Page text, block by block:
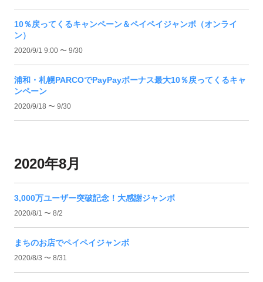
10％戻ってくるキャンペーン＆ペイペイジャンボ（オンライ
ン）
2020/9/1 9:00 〜 9/30
浦和・札幌PARCOでPayPayボーナス最大10％戻ってくるキャ
ンペーン
2020/9/18 〜 9/30
2020年8月
3,000万ユーザー突破記念！大感謝ジャンボ
2020/8/1 〜 8/2
まちのお店でペイペイジャンボ
2020/8/3 〜 8/31